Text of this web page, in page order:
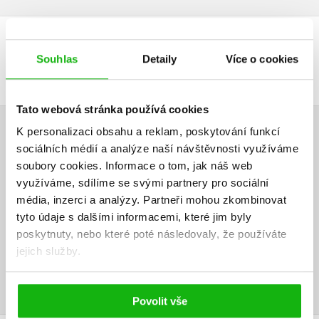
Souhlas Detaily Více o cookies
Tato webová stránka používá cookies
K personalizaci obsahu a reklam, poskytování funkcí
sociálních médií a analýze naší návštěvnosti využíváme
soubory cookies. Informace o tom, jak náš web
využíváme, sdílíme se svými partnery pro sociální
média, inzerci a analýzy. Partneři mohou zkombinovat
tyto údaje s dalšími informacemi, které jim byly
poskytnuty, nebo které poté následovaly, že používáte
jejich služby.
Povolit vše
DALŠÍ TITULY Z ŘADY "TEAM X-TREME"
HODNOCENÍ ČTENÁŘŮ
V současné době nejsou vytvořena žádná uživatelská hodnocení.
Vaše hodnocení
Uživatelskou recenzi mohou vkládat pouze registrovaní uživatelé
Přihlásit